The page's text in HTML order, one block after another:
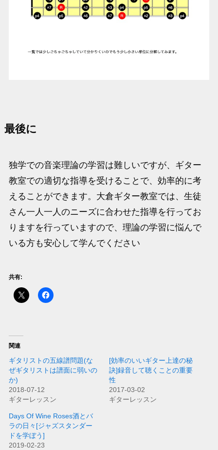
最後に
独学での音楽理論の学習は難しいですが、ギター
教室での適切な指導を受けることで、効率的に考
えることができます。大倉ギター教室では、生徒
さん一人一人のニーズに合わせた指導を行ってお
りますを行っていますので、理論の学習に悩んで
いる方も安心して学んでください
共有:
関連
ギタリストの五線譜問題(な
ぜギタリストは譜面に弱いの
か)
2018-07-12
ギターレッスン
[効率のいいギター上達の秘
訣]録音して聴くことの重要
性
2017-03-02
ギターレッスン
Days Of Wine Roses酒とバ
ラの日々[ジャズスタンダー
ドを学ぼう]
2019-02-23